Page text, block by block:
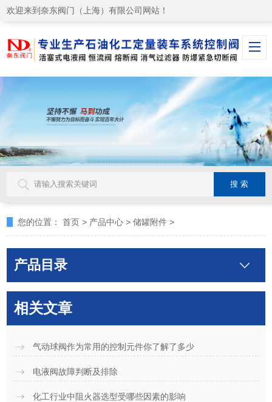
欢迎来到奈东阀门（上海）有限公司网站！
您的位置： 首页 > 产品中心 >储罐附件 >
产品目录
相关文章
气动球阀作为常用的控制元件你了解了多少
电液阀故障判断及排除
化工行业中阻火器选型受哪些因素的影响